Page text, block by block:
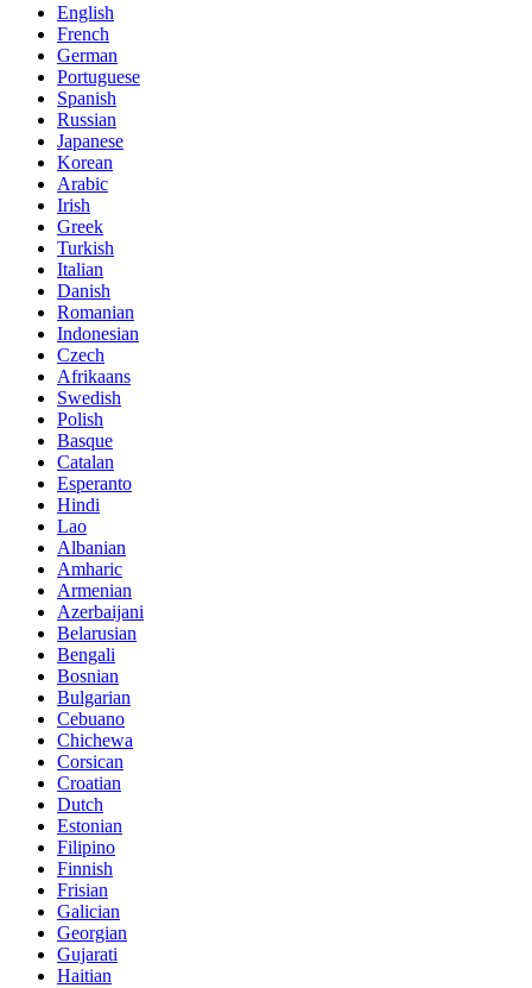
English
French
German
Portuguese
Spanish
Russian
Japanese
Korean
Arabic
Irish
Greek
Turkish
Italian
Danish
Romanian
Indonesian
Czech
Afrikaans
Swedish
Polish
Basque
Catalan
Esperanto
Hindi
Lao
Albanian
Amharic
Armenian
Azerbaijani
Belarusian
Bengali
Bosnian
Bulgarian
Cebuano
Chichewa
Corsican
Croatian
Dutch
Estonian
Filipino
Finnish
Frisian
Galician
Georgian
Gujarati
Haitian